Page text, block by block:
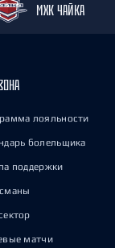
МХК ЧАЙКА
лояльности
болельщика
поддержки
матчи